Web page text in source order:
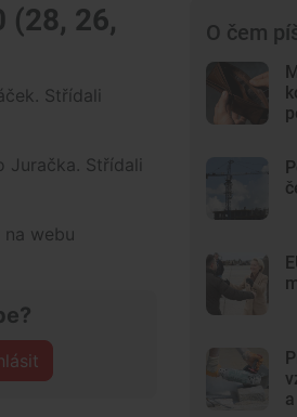
(28, 26,
Střídali
Střídali
webu
O čem